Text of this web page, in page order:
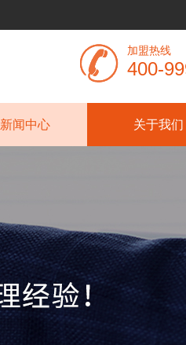
加盟热线
400-
新闻中心 关于我们